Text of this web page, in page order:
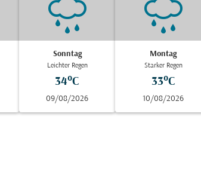
Sonntag
Leichter Regen
34°C
09/08/2026
Montag
Starker Regen
33°C
10/08/2026